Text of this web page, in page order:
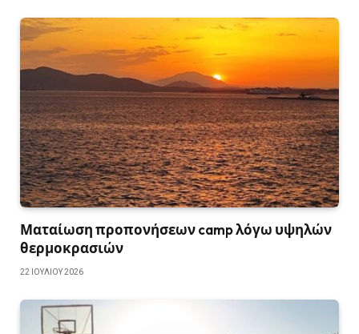
Ματαίωση προπονήσεων camp λόγω υψηλών
θερμοκρασιών
22 ΙΟΥΛΊΟΥ 2026